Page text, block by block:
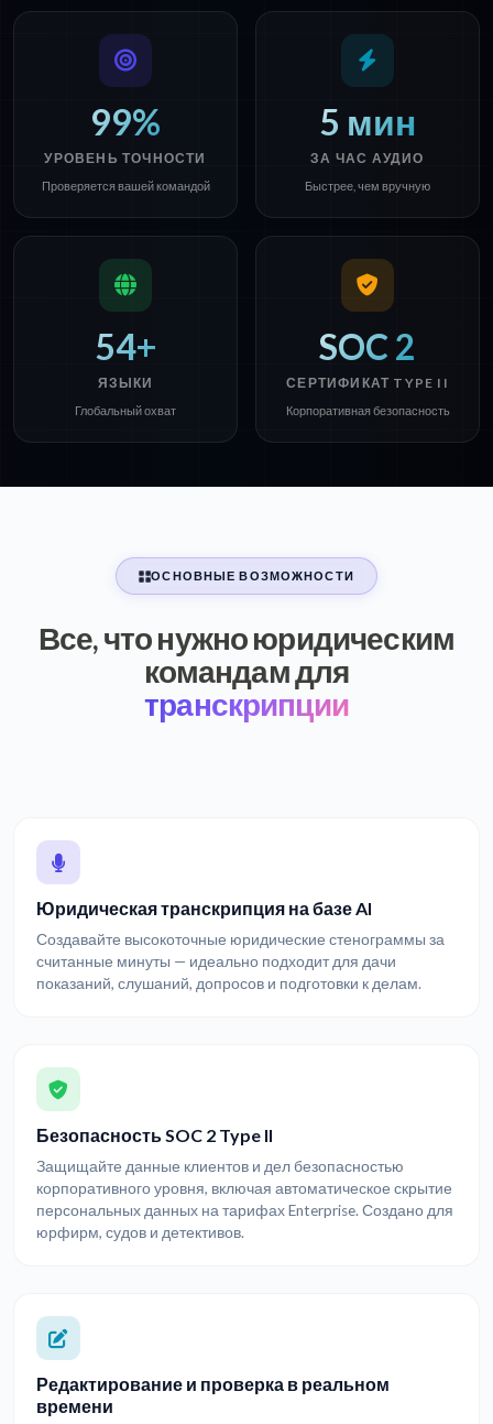
99%
УРОВЕНЬ ТОЧНОСТИ
Проверяется вашей командой
5 мин
ЗА ЧАС АУДИО
Быстрее, чем вручную
54+
ЯЗЫКИ
Глобальный охват
SOC 2
СЕРТИФИКАТ TYPE II
Корпоративная безопасность
ОСНОВНЫЕ ВОЗМОЖНОСТИ
Все, что нужно юридическим
командам для
транскрипции
Юридическая транскрипция на базе AI
Создавайте высокоточные юридические стенограммы за
считанные минуты — идеально подходит для дачи
показаний, слушаний, допросов и подготовки к делам.
Безопасность SOC 2 Type II
Защищайте данные клиентов и дел безопасностью
корпоративного уровня, включая автоматическое скрытие
персональных данных на тарифах Enterprise. Создано для
юрфирм, судов и детективов.
Редактирование и проверка в реальном
времени